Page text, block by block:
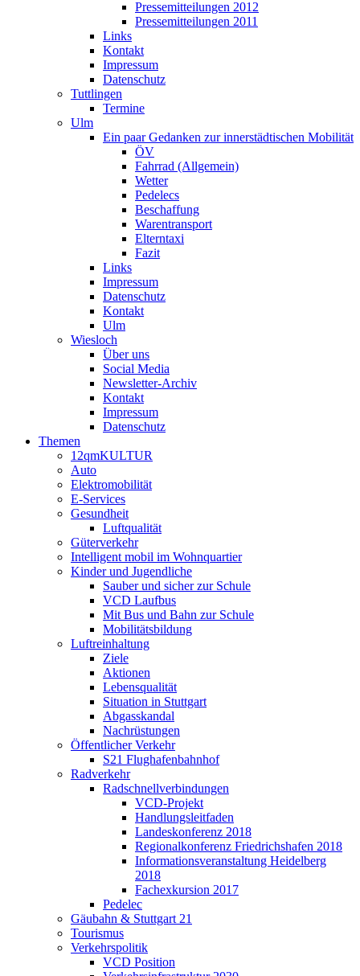
Pressemitteilungen 2012
Pressemitteilungen 2011
Links
Kontakt
Impressum
Datenschutz
Tuttlingen
Termine
Ulm
Ein paar Gedanken zur innerstädtischen Mobilität
ÖV
Fahrrad (Allgemein)
Wetter
Pedelecs
Beschaffung
Warentransport
Elterntaxi
Fazit
Links
Impressum
Datenschutz
Kontakt
Ulm
Wiesloch
Über uns
Social Media
Newsletter-Archiv
Kontakt
Impressum
Datenschutz
Themen
12qmKULTUR
Auto
Elektromobilität
E-Services
Gesundheit
Luftqualität
Güterverkehr
Intelligent mobil im Wohnquartier
Kinder und Jugendliche
Sauber und sicher zur Schule
VCD Laufbus
Mit Bus und Bahn zur Schule
Mobilitätsbildung
Luftreinhaltung
Ziele
Aktionen
Lebensqualität
Situation in Stuttgart
Abgasskandal
Nachrüstungen
Öffentlicher Verkehr
S21 Flughafenbahnhof
Radverkehr
Radschnellverbindungen
VCD-Projekt
Handlungsleitfaden
Landeskonferenz 2018
Regionalkonferenz Friedrichshafen 2018
Informationsveranstaltung Heidelberg
2018
Fachexkursion 2017
Pedelec
Gäubahn & Stuttgart 21
Tourismus
Verkehrspolitik
VCD Position